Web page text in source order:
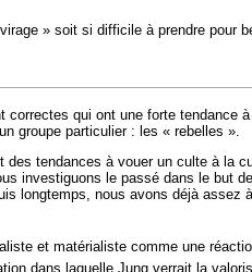
» soit si difficile à prendre pour
qui ont une forte tendance
groupe particulier : les « rebelles ».
tendances à vouer un culte à la
investiguons le passé dans le but
longtemps, nous avons déjà
et matérialiste comme une
dans laquelle Jung verrait la